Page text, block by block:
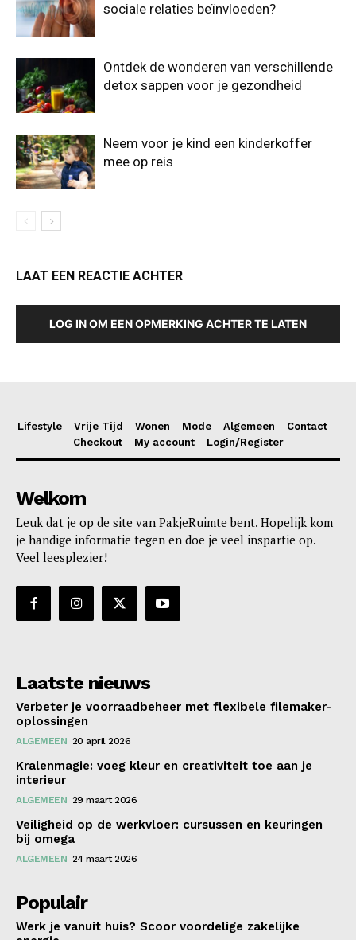
sociale relaties beïnvloeden?
Ontdek de wonderen van verschillende
detox sappen voor je gezondheid
Neem voor je kind een kinderkoffer
mee op reis
LAAT EEN REACTIE ACHTER
LOG IN OM EEN OPMERKING ACHTER TE LATEN
Lifestyle Vrije Tijd Wonen Mode Algemeen
Contact
Checkout
My account Login/Register
Welkom
Leuk dat je op de site van PakjeRuimte bent. Hopelijk kom
je handige informatie tegen en doe je veel inspartie op.
Veel leesplezier!
Laatste nieuws
Verbeter je voorraadbeheer met flexibele filemaker-
oplossingen
ALGEMEEN 20 april 2026
Kralenmagie: voeg kleur en creativiteit toe aan je
interieur
ALGEMEEN 29 maart 2026
Veiligheid op de werkvloer: cursussen en keuringen
bij omega
ALGEMEEN 24 maart 2026
Populair
Werk je vanuit huis? Scoor voordelige zakelijke